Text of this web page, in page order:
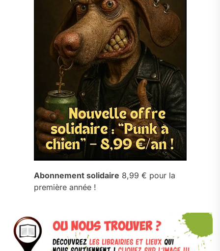
Abonnement solidaire 8,99 € pour la
première année !